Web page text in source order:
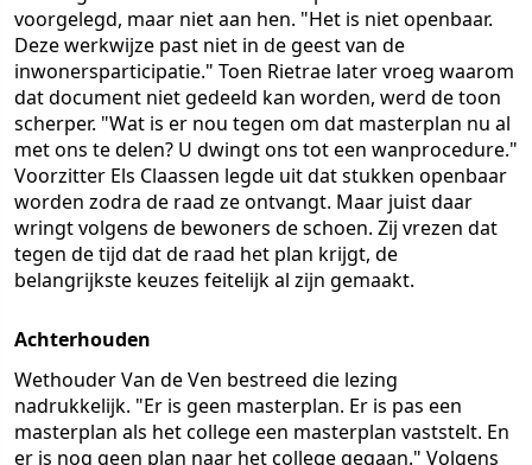
voorgelegd, maar niet aan hen. "Het is niet openbaar.
Deze werkwijze past niet in de geest van de
inwonersparticipatie." Toen Rietrae later vroeg waarom
dat document niet gedeeld kan worden, werd de toon
scherper. "Wat is er nou tegen om dat masterplan nu al
met ons te delen? U dwingt ons tot een wanprocedure."
Voorzitter Els Claassen legde uit dat stukken openbaar
worden zodra de raad ze ontvangt. Maar juist daar
wringt volgens de bewoners de schoen. Zij vrezen dat
tegen de tijd dat de raad het plan krijgt, de
belangrijkste keuzes feitelijk al zijn gemaakt.
Achterhouden
Wethouder Van de Ven bestreed die lezing
nadrukkelijk. "Er is geen masterplan. Er is pas een
masterplan als het college een masterplan vaststelt. En
er is nog geen plan naar het college gegaan." Volgens